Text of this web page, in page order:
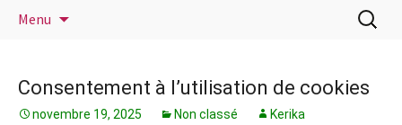
Menu
Consentement à l’utilisation de cookies
novembre 19, 2025 Non classé Kerika